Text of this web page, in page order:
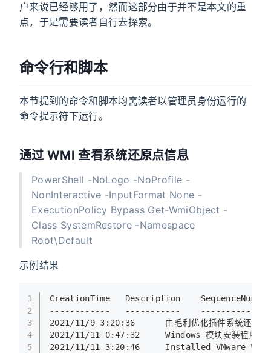
户来说已经够用了，然而这部分由于并不是本文的重
点，于是需要读者自行去探索。
命令行和脚本
本节提到的命令和脚本均需读者以管理员身份运行的
命令提示符下运行。
通过 WMI 查看系统还原点信息
PowerShell -NoLogo -NoProfile -
NonInteractive -InputFormat None -
ExecutionPolicy Bypass Get-WmiObject -
Class SystemRestore -Namespace
Root\Default
示例结果
1
2
3
4
5
CreationTime   Description
------------
-----------
--------------
2021/11/9 3 :20 :36
由毛利优化插件系统还原点
2021/11/11 0:47 :32
Windows 模块安装程序
2021/11/11 3:20 :46
Installed VMware